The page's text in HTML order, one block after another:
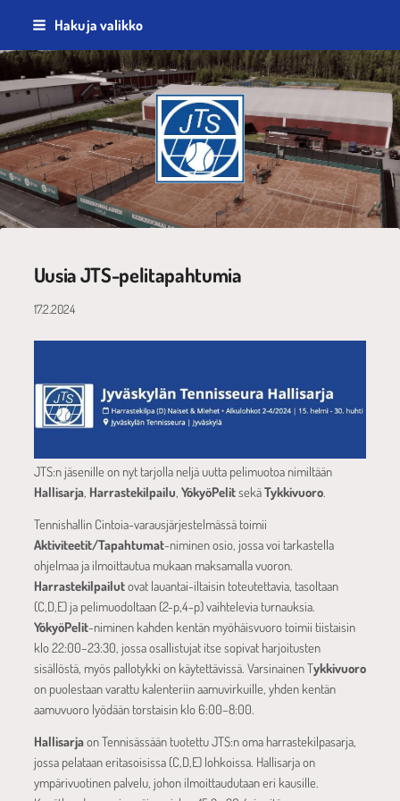
Siirry
sisältöön
Haku ja valikko
Jyväskylän Tennisseura ry
Uusia JTS-pelitapahtumia
17.2.2024
JTS:n jäsenille on nyt tarjolla neljä uutta pelimuotoa nimiltään
Hallisarja, Harrastekilpailu YökyöPelitsekäTykkivuoro.
Tennishallin Cintoia-varausjärjestelmässä toimii
Aktiviteetit/Tapahtumat-niminen osio, jossa voi tarkastella
ohjelmaa ja ilmoittautua mukaan maksamalla vuoron.
Harrastekilpailutovat lauantai-iltaisin toteutettavia, tasoltaan
(C,D,E) ja pelimuodoltaan (2-p,4-p) vaihtelevia turnauksia.
YökyöPelit-niminen kahden kentän myöhäisvuoro toimii tiistaisin
klo 22:00–23:30, jossa osallistujat itse sopivat harjoitusten
sisällöstä, myös pallotykki on käytettävissä. Varsinainen Tykkivuoro
on puolestaan varattu kalenteriin aamuvirkuille, yhden kentän
aamuvuoro lyödään torstaisin klo 6:00–8:00.
Hallisarjaon Tennisässään tuotettu JTS:n oma harrastekilpasarja,
jossa pelataan eritasoisissa (C,D,E) lohkoissa. Hallisarja on
ympärivuotinen palvelu, johon ilmoittaudutaan eri kausille.